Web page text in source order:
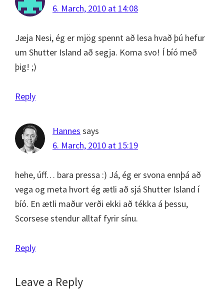
6. March, 2010 at 14:08
Jæja Nesi, ég er mjög spennt að lesa hvað þú hefur
um Shutter Island að segja. Koma svo! Í bíó með
þig! ;)
Reply
Hannes says
6. March, 2010 at 15:19
hehe, úff… bara pressa :) Já, ég er svona ennþá að
vega og meta hvort ég ætli að sjá Shutter Island í
bíó. En ætli maður verði ekki að tékka á þessu,
Scorsese stendur alltaf fyrir sínu.
Reply
Leave a Reply